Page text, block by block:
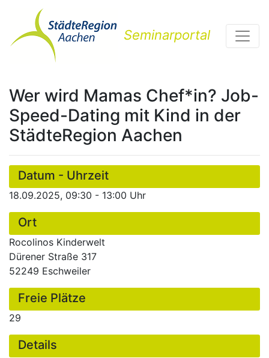
Seminarportal
Wer wird Mamas Chef*in? Job-
Speed-Dating mit Kind in der
StädteRegion Aachen
Datum - Uhrzeit
18.09.2025, 09:30 - 13:00 Uhr
Ort
Rocolinos Kinderwelt
Dürener Straße 317
52249 Eschweiler
Freie Plätze
29
Details